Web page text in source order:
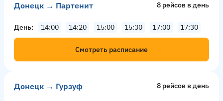
Донецк → Партенит 8 рейсов в день
День 14:00 14:20 15:00 15:30 17:00 17:30
Смотреть расписание
Донецк → Гурзуф 8 рейсов в день